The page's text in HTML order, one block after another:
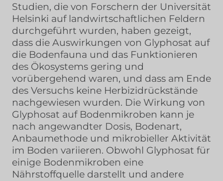
Studien, die von Forschern der Universität
Helsinki auf landwirtschaftlichen Feldern
durchgeführt wurden, haben gezeigt,
dass die Auswirkungen von Glyphosat auf
die Bodenfauna und das Funktionieren
des Ökosystems gering und
vorübergehend waren, und dass am Ende
des Versuchs keine Herbizidrückstände
nachgewiesen wurden. Die Wirkung von
Glyphosat auf Bodenmikroben kann je
nach angewandter Dosis, Bodenart,
Anbaumethode und mikrobieller Aktivität
im Boden variieren. Obwohl Glyphosat für
einige Bodenmikroben eine
Nährstoffquelle darstellt und andere